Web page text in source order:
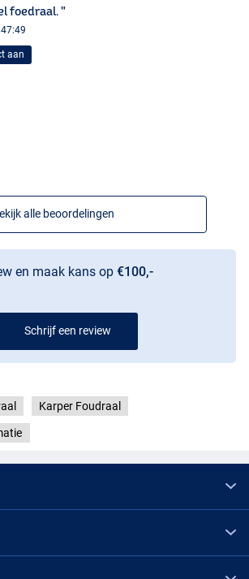
foedraal. "
aan
alle beoordelingen
en maak kans op €100,-
Schrijf een review
Karper Foudraal